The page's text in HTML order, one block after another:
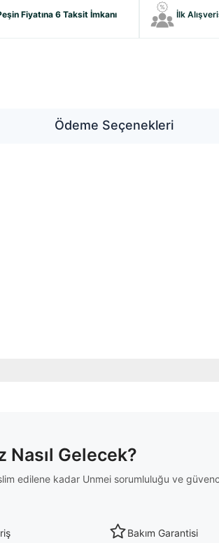
Fiyatına 6 Taksit İmkanı İlk
Ödeme Seçenekleri
Nasıl Gelecek?
edilene kadar Unmei sorumluluğu ve
Bakım Garantisi